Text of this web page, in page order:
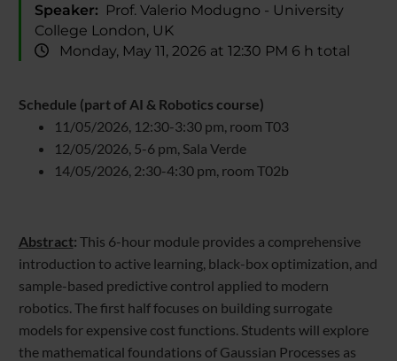
Speaker: Prof. Valerio Modugno - University
College London, UK
Monday, May 11, 2026 at 12:30 PM 6 h total
Schedule (part of AI & Robotics course)
11/05/2026, 12:30-3:30 pm, room T03
12/05/2026, 5-6 pm, Sala Verde
14/05/2026, 2:30-4:30 pm, room T02b
Abstract: This 6-hour module provides a comprehensive
introduction to active learning, black-box optimization, and
sample-based predictive control applied to modern
robotics. The first half focuses on building surrogate
models for expensive cost functions. Students will explore
the mathematical foundations of Gaussian Processes as